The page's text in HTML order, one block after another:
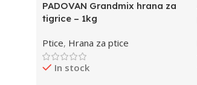
PADOVAN Grandmix hrana za
tigrice – 1kg
Ptice, Hrana za ptice
In stock